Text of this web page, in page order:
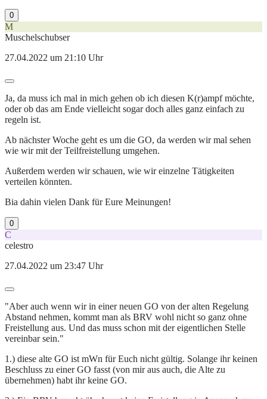
0
M
Muschelschubser
27.04.2022 um 21:10 Uhr
Ja, da muss ich mal in mich gehen ob ich diesen K(r)ampf möchte,
oder ob das am Ende vielleicht sogar doch alles ganz einfach zu
regeln ist.
Ab nächster Woche geht es um die GO, da werden wir mal sehen
wie wir mit der Teilfreistellung umgehen.
Außerdem werden wir schauen, wie wir einzelne Tätigkeiten
verteilen könnten.
Bia dahin vielen Dank für Eure Meinungen!
0
C
celestro
27.04.2022 um 23:47 Uhr
"Aber auch wenn wir in einer neuen GO von der alten Regelung
Abstand nehmen, kommt man als BRV wohl nicht so ganz ohne
Freistellung aus. Und das muss schon mit der eigentlichen Stelle
vereinbar sein."
1.) diese alte GO ist mWn für Euch nicht gültig. Solange ihr keinen
Beschluss zu einer GO fasst (von mir aus auch, die Alte zu
übernehmen) habt ihr keine GO.